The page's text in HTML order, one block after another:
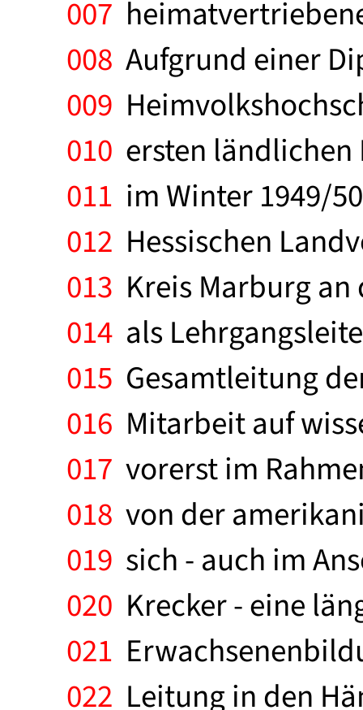
007
008 Aufgrund einer
009
010 ersten
011 im Winter 1949/
012 Hessischen
013 Kreis Marburg
014 als
015 Gesamtleitung
016 Mitarbeit auf
017 vorerst im
018 von der
019 sich - auch im
020 Krecker - eine
021
022 Leitung in den